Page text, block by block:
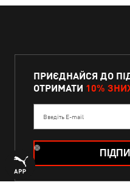
ПРИЄДНАЙСЯ ДО
ОТРИМАТИ 10%
Введіть E-mail